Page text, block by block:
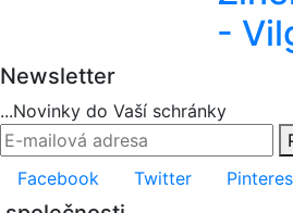
-
Newsletter
...Novinky do Vaší schránky
Facebook
Twitter